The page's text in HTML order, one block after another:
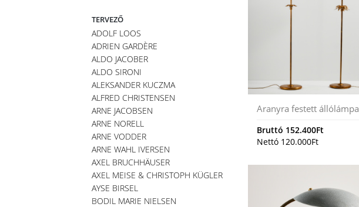
TERVEZŐ
ADOLF LOOS
ADRIEN GARDÈRE
ALDO JACOBER
ALDO SIRONI
ALEKSANDER KUCZMA
ALFRED CHRISTENSEN
ARNE JACOBSEN
ARNE NORELL
ARNE VODDER
ARNE WAHL IVERSEN
AXEL BRUCHHÄUSER
AXEL MEISE & CHRISTOPH KÜGLER
AYSE BIRSEL
BODIL MARIE NIELSEN
Aranyra festett állólámpa
Bruttó 152.400Ft
Nettó 120.000Ft